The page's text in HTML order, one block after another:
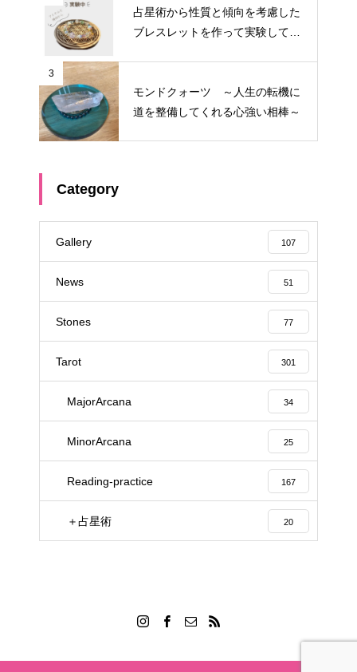
占星術から性質と傾向を考慮した
ブレスレットを作って実験してみ
3
モンドクォーツ ～人生の転機に
道を整備してくれる心強い相棒～
Category
Gallery 107
News 51
Stones 77
Tarot 301
MajorArcana 34
MinorArcana 25
Reading-practice 167
＋占星術 20